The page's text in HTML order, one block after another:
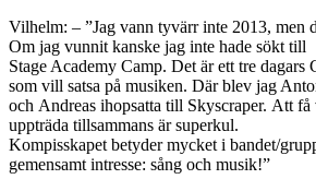
Vilhelm: – ”Jag vann tyvärr inte 2013, men
Om jag vunnit kanske jag inte hade sökt till
Stage Academy Camp. Det är ett tre dagars
som vill satsa på musiken. Där blev jag
och Andreas ihopsatta till Skyscraper. Att
uppträda tillsammans är superkul.
Kompisskapet betyder mycket i bandet/
gemensamt intresse: sång och musik!”